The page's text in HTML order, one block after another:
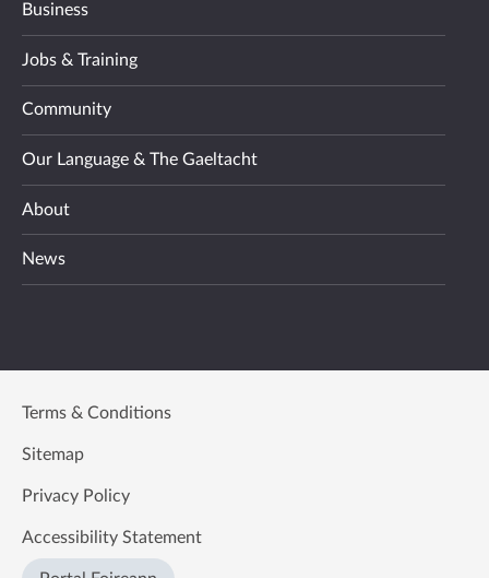
Business
Jobs & Training
Community
Our Language & The Gaeltacht
About
News
Terms & Conditions
Sitemap
Privacy Policy
Accessibility Statement